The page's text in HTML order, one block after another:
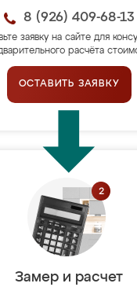
8 (926) 409-68-13
заявку на сайте для
расчёта
ОСТАВИТЬ ЗАЯВКУ
Замер и расчет